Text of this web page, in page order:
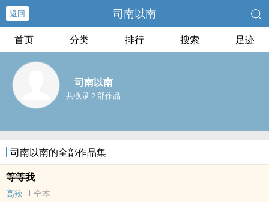
返回 司南以南
首页 分类 排行 搜索 足迹
司南以南
共收录 2 部作品
司南以南的全部作品集
等等我
高辣
全本